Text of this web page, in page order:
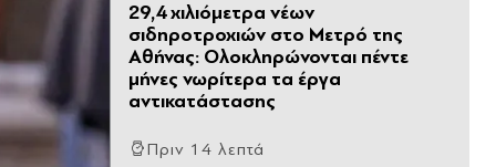
29,4 χιλιόμετρα νέων
σιδηροτροχιών στο Μετρό της
Αθήνας: Ολοκληρώνονται πέντε
μήνες νωρίτερα τα έργα
αντικατάστασης
Πριν 14 λεπτά